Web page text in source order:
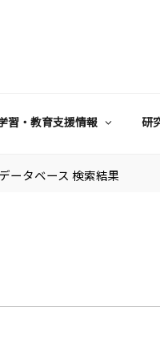
習・教育支援情報 研
ータベース 検索結果